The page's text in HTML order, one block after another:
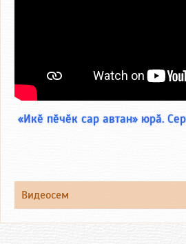
«Икӗ пӗчӗк сар автан» юрӑ.
Видеосем